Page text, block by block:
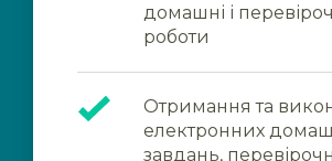
домашні і
роботи
Отримання та
електронних
завдань,